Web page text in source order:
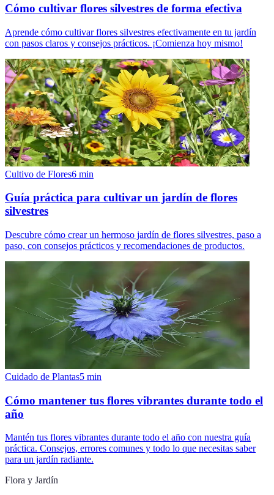
Cómo cultivar flores silvestres de forma efectiva
Aprende cómo cultivar flores silvestres efectivamente en tu jardín
con pasos claros y consejos prácticos. ¡Comienza hoy mismo!
Cultivo de Flores6 min
Guía práctica para cultivar un jardín de flores
silvestres
Descubre cómo crear un hermoso jardín de flores silvestres, paso a
paso, con consejos prácticos y recomendaciones de productos.
Cuidado de Plantas5 min
Cómo mantener tus flores vibrantes durante todo el
año
Mantén tus flores vibrantes durante todo el año con nuestra guía
práctica. Consejos, errores comunes y todo lo que necesitas saber
para un jardín radiante.
Flora y Jardín